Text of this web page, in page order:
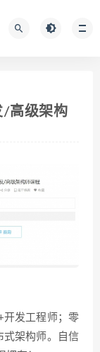
/高级架构
开发工程师；零
式架构师。自信